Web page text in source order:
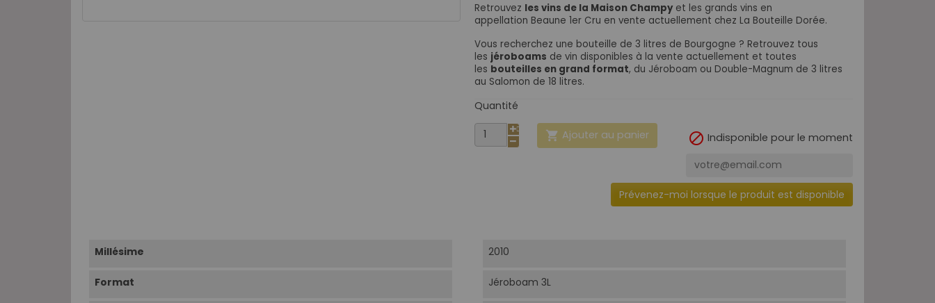
Retrouvez les vins de la Maison Champy et les grands vins en
appellation Beaune 1er Cru en vente actuellement chez La Bouteille Dorée.
Vous recherchez une bouteille de 3 litres de Bourgogne ? Retrouvez tous
les jéroboams de vin disponibles à la vente actuellement et toutes
les bouteilles en grand format, du Jéroboam ou Double-Magnum de 3 litres
au Salomon de 18 litres.
Quantité
 Ajouter au panier  Indisponible pour le moment
Prévenez-moi lorsque le produit est disponible
Millésime 2010
Format Jéroboam 3L